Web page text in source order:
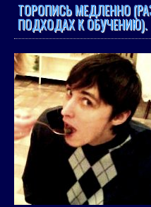
ТОРОПИСЬ МЕДЛЕННО
ПОДХОДАХ К ОБУЧЕНИЮ).